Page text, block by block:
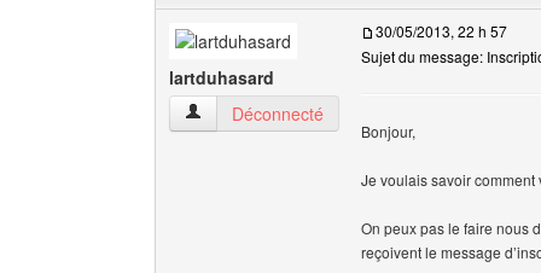
lartduhasard
lartduhasard Voir le profil de l'utilisateur
Déconnecté
30/05/2013, 22 h 57
Sujet du message:
Bonjour,
Je voulais savoir
On peux pas le faire nous
reçoivent le message